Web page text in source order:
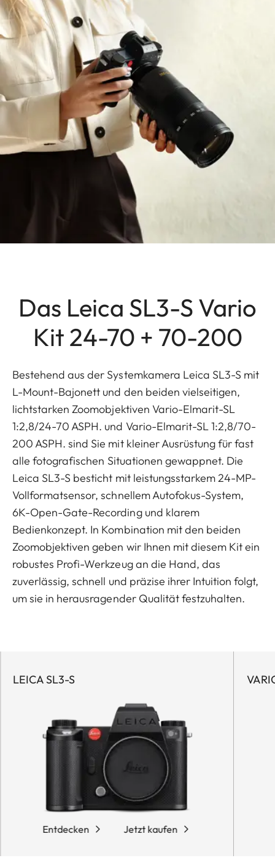
Das Leica SL3-S Vario
Kit 24-70 + 70-200
Bestehend aus der Systemkamera Leica SL3-S mit
L-Mount-Bajonett und den beiden vielseitigen,
lichtstarken Zoomobjektiven Vario-Elmarit-SL
1:2,8/24-70 ASPH. und Vario-Elmarit-SL 1:2,8/70-
200 ASPH. sind Sie mit kleiner Ausrüstung für fast
alle fotografischen Situationen gewappnet. Die
Leica SL3-S besticht mit leistungsstarkem 24-MP-
Vollformatsensor, schnellem Autofokus-System,
6K-Open-Gate-Recording und klarem
Bedienkonzept. In Kombination mit den beiden
Zoomobjektiven geben wir Ihnen mit diesem Kit ein
robustes Profi-Werkzeug an die Hand, das
zuverlässig, schnell und präzise ihrer Intuition folgt,
um sie in herausragender Qualität festzuhalten.
LEICA SL3-S
Entdecken Jetzt kaufen